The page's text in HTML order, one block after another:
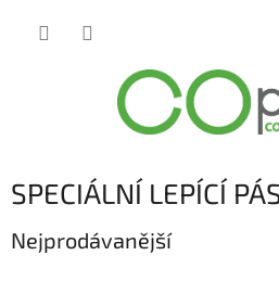
SPECIÁLNÍ LEPÍCÍ
Nejprodávanější